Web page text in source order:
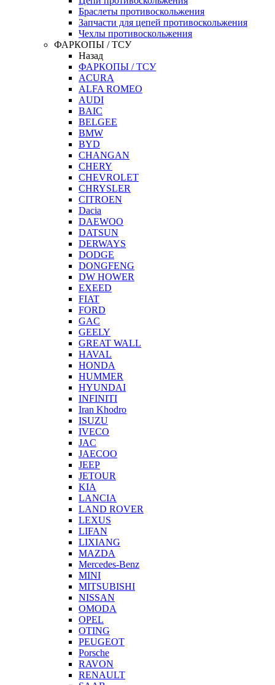
Браслеты противоскольжения
Запчасти для цепей противоскольжения
Чехлы противоскольжения
ФАРКОПЫ / ТСУ
Назад
ФАРКОПЫ / ТСУ
ACURA
ALFA ROMEO
AUDI
BAIC
BELGEE
BMW
BYD
CHANGAN
CHERY
CHEVROLET
CHRYSLER
CITROEN
Dacia
DAEWOO
DATSUN
DERWAYS
DODGE
DONGFENG
DW HOWER
EXEED
FIAT
FORD
GAC
GEELY
GREAT WALL
HAVAL
HONDA
HUMMER
HYUNDAI
INFINITI
Iran Khodro
ISUZU
IVECO
JAC
JAECOO
JEEP
JETOUR
KIA
LANCIA
LAND ROVER
LEXUS
LIFAN
LIXIANG
MAZDA
Mercedes-Benz
MINI
MITSUBISHI
NISSAN
OMODA
OPEL
OTING
PEUGEOT
Porsche
RAVON
RENAULT